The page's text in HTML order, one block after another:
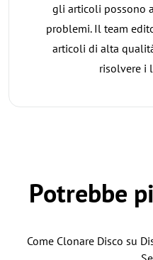
gli articoli possono
problemi. Il team
articoli di alta
risolvere i
Potrebbe
Come Clonare Disco su